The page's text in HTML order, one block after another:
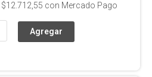
$12.712,55 con Mercado Pago